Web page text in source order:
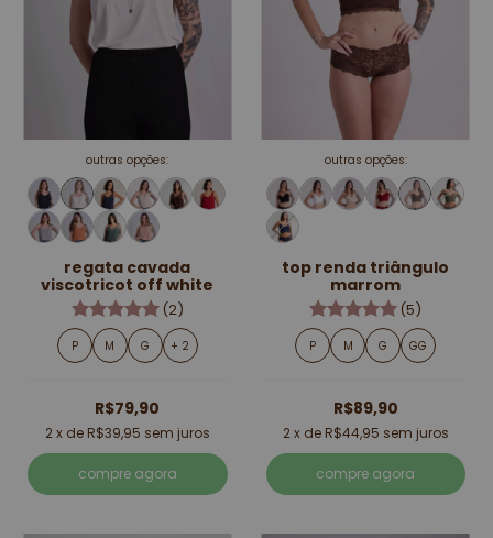
outras opções:
regata cavada
viscotricot off white
(2)
P M G + 2
R$79,90
2x de R$39,95 sem juros
compre agora
outras opções:
top renda triângulo
marrom
(5)
P M G GG
R$89,90
2x de R$44,95 sem juros
compre agora